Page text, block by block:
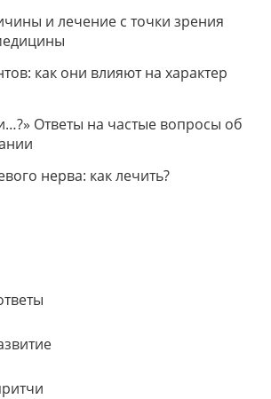
и лечение с точки зрения
как они влияют на характер
Ответы на частые вопросы об
нерва: как лечить?